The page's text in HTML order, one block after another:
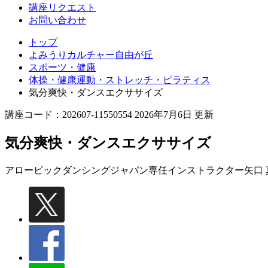
講座リクエスト
お問い合わせ
トップ
よみうりカルチャー自由が丘
スポーツ・健康
体操・健康運動・ストレッチ・ピラティス
気分爽快・ダンスエクササイズ
講座コード：202607-11550554 2026年7月6日 更新
気分爽快・ダンスエクササイズ
アロービックダンシングジャパン専任インストラクター矢口